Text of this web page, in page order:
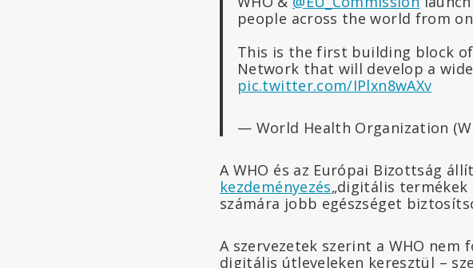
people across the world from
This is the first building block
Network that will develop a
pic.twitter.com/IPlxn8wAXv
— World Health Organization
A WHO és az Európai Bizottság
kezdeményezés„digitális
számára jobb egészséget
A szervezetek szerint a WHO nem
digitális útleveleken keresztül –